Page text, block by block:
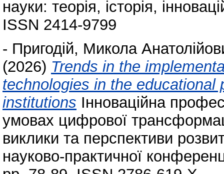
науки: теорія, історія,
ISSN 2414-9799
- Пригодій, Микола
(2026) Trends in the
technologies in the
institutions Інноваційна
умовах цифрової
виклики та перспективи
науково-практичної